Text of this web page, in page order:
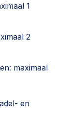
1
2
maximaal
en